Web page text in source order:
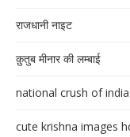
राजधानी नाइट
क़ुतुब मीनार की लम्बाई
national crush of
cute krishna images